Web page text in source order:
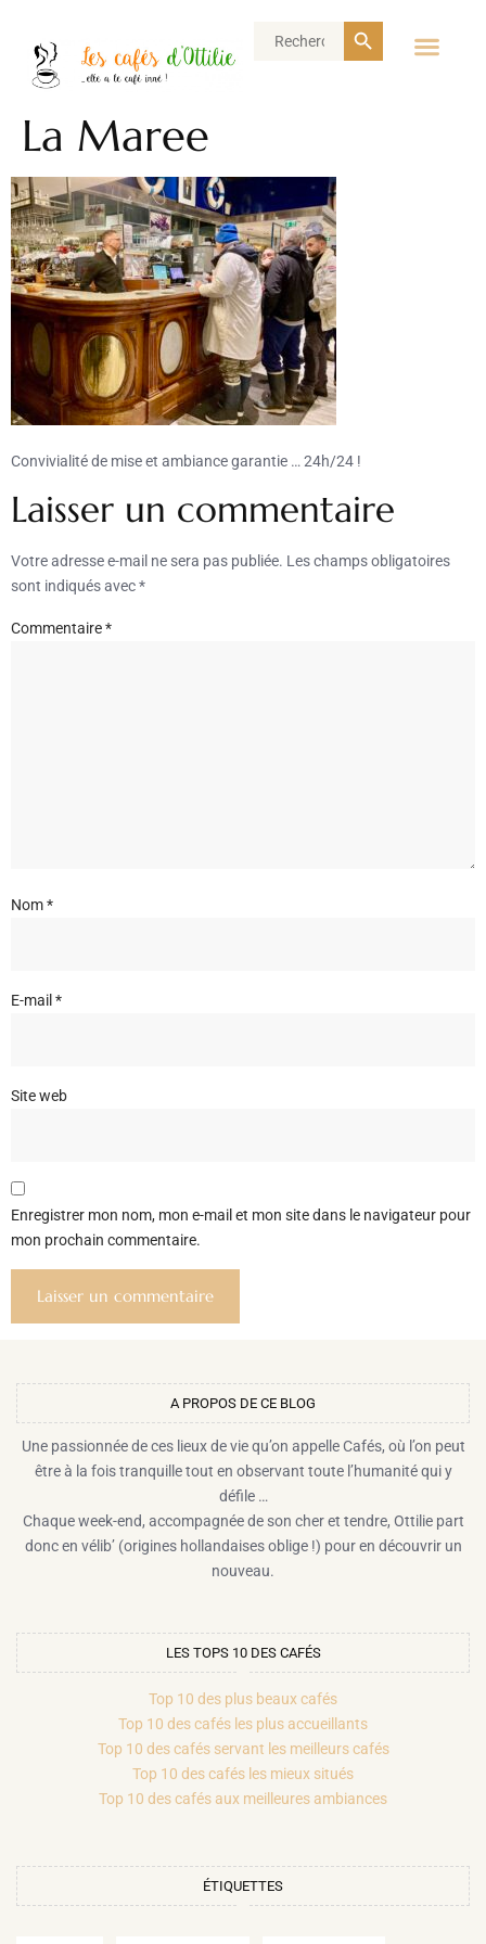
Search
Search Button
La Maree
Convivialité de mise et ambiance garantie … 24h/24 !
Laisser un commentaire
Votre adresse e-mail ne sera pas publiée. Les champs obligatoires
sont indiqués avec*
Commentaire*
Nom*
E-mail *
Site web
Enregistrer mon nom, mon e-mail et mon site dans le navigateur pour
mon prochain commentaire.
A PROPOS DE CE BLOG​
Une passionnée de ces lieux de vie qu’on appelle Cafés, où l’on peut
être à la fois tranquille tout en observant toute l’humanité qui y
défile …
Chaque week-end, accompagnée de son cher et tendre, Ottilie part
donc en vélib’ (origines hollandaises oblige !) pour en découvrir un
nouveau.
LES TOPS 10 DES CAFÉS
Top 10 des plus beaux cafés
Top 10 des cafés les plus accueillants
Top 10 des cafés servant les meilleurs cafés
Top 10 des cafés les mieux situés
Top 10 des cafés aux meilleures ambiances
ÉTIQUETTES